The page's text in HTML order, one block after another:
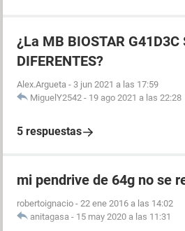
¿La MB BIOSTAR G41D3C
DIFERENTES?
Alex.Argueta - 3 jun 2021 a las 17:59
MiguelY2542 - 19 ago 2021 a las 22:28
5 respuestas
mi pendrive de 64g no se
robertoignacio - 22 ene 2016 a las 14:02
anitagasa - 15 may 2020 a las 11:31